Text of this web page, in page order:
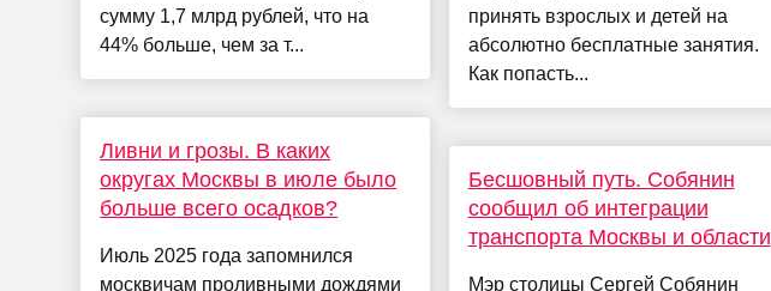
сумму 1,7 млрд рублей, что на
44% больше, чем за т...
Ливни и грозы. В каких
округах Москвы в июле было
больше всего осадков?
Июль 2025 года запомнился
москвичам проливными дождями
принять взрослых и детей на
абсолютно бесплатные занятия.
Как попасть...
Бесшовный путь. Собянин
сообщил об интеграции
транспорта Москвы и области
Мэр столицы Сергей Собянин